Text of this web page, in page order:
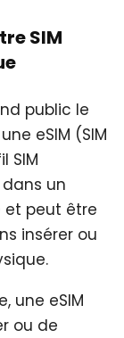
SIM
public le
eSIM (SIM
SIM
un
et peut être
insérer ou
une eSIM
ou de